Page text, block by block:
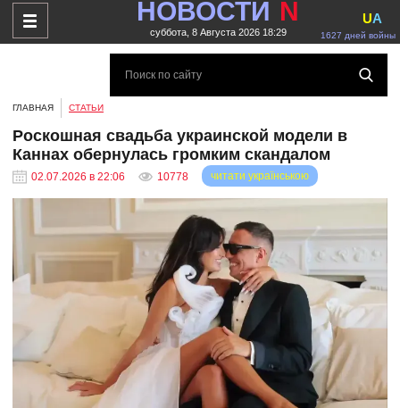
НОВОСТИ N
суббота, 8 Августа 2026 18:29 1627 дней войны
UA
ГЛАВНАЯ СТАТЬИ
Роскошная свадьба украинской модели в
Каннах обернулась громким скандалом
02.07.2026 в 22:06 10778 читати українською